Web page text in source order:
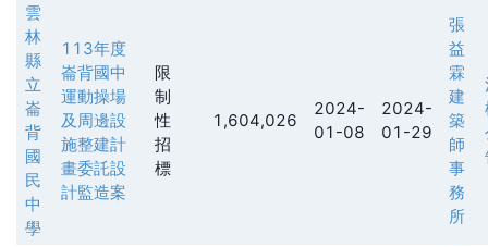
雲
林
縣
立
崙
背
國
民
中
學
113年度
崙背國中
運動操場
及周邊設
施整建計
畫委託設
計監造案
限
制
性
招
標
1,604,026
2024-
01-08
2024-
01-29
張
益
霖
建
築
師
事
務
所